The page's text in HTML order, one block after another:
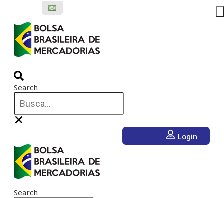
conteúdo
Search
Login
Search